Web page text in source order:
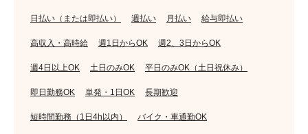
日払い（または即払い） 週払い 月払い 給与即払い
高収入・高時給 週1日からOK 週2、3日からOK
週4日以上OK 土日のみOK 平日のみOK（土日祝休み）
即日勤務OK 単発・1日OK 長期歓迎
短時間勤務（1日4h以内） バイク・車通勤OK